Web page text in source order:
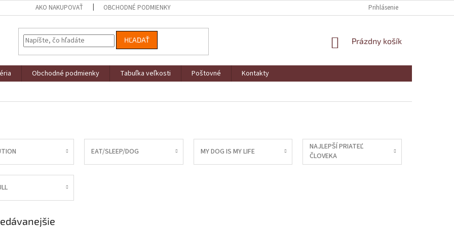
AKO NAKUPOVAŤ OBCHODNÉ PODMIENKY Prihlásenie
HĽADAŤ
NÁKUPNÝ
Prázdny košík
Obchodné podmienky Tabuľka veľkosti Poštovné
Kontakty
EAT/SLEEP/DOG MY DOG IS MY LIFE
NAJLEPŠÍ PRIATEĽ
ČLOVEKA